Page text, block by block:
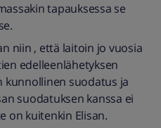
tapauksessa se
niin , että laitoin jo vuosia
edelleenlähetyksen
kunnollinen suodatus ja
suodatuksen kanssa ei
on kuitenkin Elisan.